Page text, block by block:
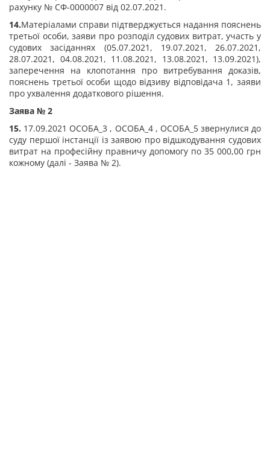
рахунку № СФ-0000007 від 02.07.2021.
14.Матеріалами справи підтверджується надання пояснень
третьої особи, заяви про розподіл судових витрат, участь у
судових засіданнях (05.07.2021, 19.07.2021, 26.07.2021,
28.07.2021, 04.08.2021, 11.08.2021, 13.08.2021, 13.09.2021),
заперечення на клопотання про витребування доказів,
пояснень третьої особи щодо відзиву відповідача 1, заяви
про ухвалення додаткового рішення.
Заява № 2
15. 17.09.2021 ОСОБА_3 , ОСОБА_4 , ОСОБА_5 звернулися до
суду першої інстанції із заявою про відшкодування судових
витрат на професійну правничу допомогу по 35 000,00 грн
кожному (далі - Заява № 2).